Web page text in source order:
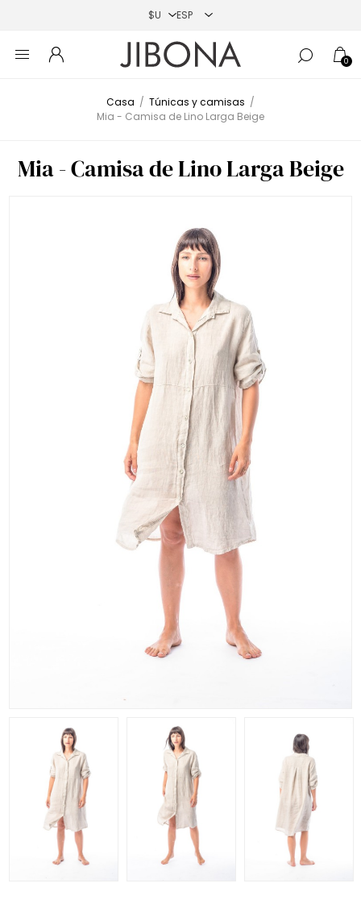
0
Casa / Túnicas y camisas /
Mia - Camisa de Lino Larga Beige
Mia - Camisa de Lino Larga Beige